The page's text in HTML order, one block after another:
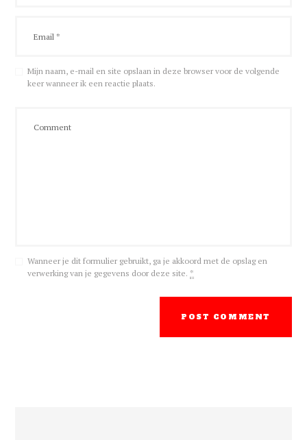
Mijn naam, e-mail en site opslaan in deze browser voor de volgende
keer wanneer ik een reactie plaats.
Wanneer je dit formulier gebruikt, ga je akkoord met de opslag en
verwerking van je gegevens door deze site. *